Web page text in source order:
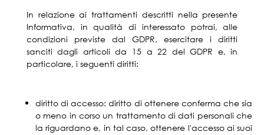
In relazione ai trattamenti descritti nella presente
Informativa, in qualità di interessato potrai, alle
condizioni previste dal GDPR, esercitare i diritti
sanciti dagli articoli da 15 a 22 del GDPR e, in
particolare, i seguenti diritti:
diritto di accesso: diritto di ottenere conferma che sia
o meno in corso un trattamento di dati personali che
la riguardano e, in tal caso, ottenere l'accesso ai suoi